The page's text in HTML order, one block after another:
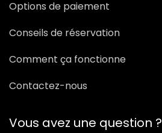
Options de paiement
Conseils de réservation
Comment ça fonctionne
Contactez-nous
Vous avez une question ?